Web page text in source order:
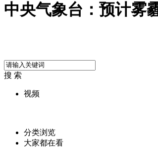
中央气象台：预计雾
搜 索
视频
分类浏览
大家都在看